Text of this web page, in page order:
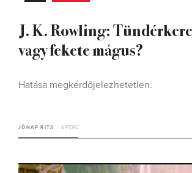
J. K. Rowling:
vagy fekete mágus?
Hatása megkérdőjelezhetetlen.
JÓNAP RITA 6 PERC